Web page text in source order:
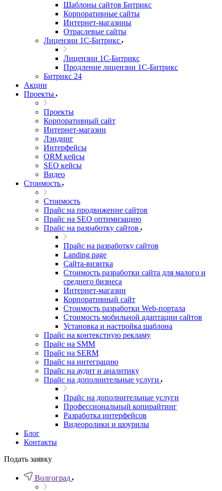
Шаблоны сайтов Битрикс
Корпоративные сайты
Интернет-магазины
Отраслевые сайты
Лицензии 1С-Битрикс
Лицензии 1С-Битрикс
Продление лицензии 1С-Битрикс
Битрикс 24
Акции
Проекты
Проекты
Корпоративный сайт
Интернет-магазин
Лэндинг
Интерфейсы
ORM кейсы
SEO кейсы
Видео
Стоимость
Стоимость
Прайс на продвижение сайтов
Прайс на SEO оптимизацию
Прайс на разработку сайтов
Прайс на разработку сайтов
Landing page
Cайта-визитка
Стоимость разработки сайта для малого и
среднего бизнеса
Интернет-магазин
Корпоративный сайт
Стоимость разработки Web-портала
Стоимость мобильной адаптации сайтов
Установка и настройка шаблона
Прайс на контекстную рекламу
Прайс на SMM
Прайс на SERM
Прайс на интеграцию
Прайс на аудит и аналитику
Прайс на дополнительные услуги
Прайс на дополнительные услуги
Профессиональный копирайтинг
Разработка интерфейсов
Видеоролики и шоурилы
Блог
Контакты
Подать заявку
Волгоград